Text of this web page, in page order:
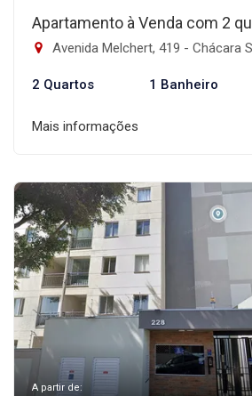
Apartamento à Venda com 2
Avenida Melchert, 419 - Chácara Seis de
2 Quartos 1 Banheiro
Mais informações
A partir de: